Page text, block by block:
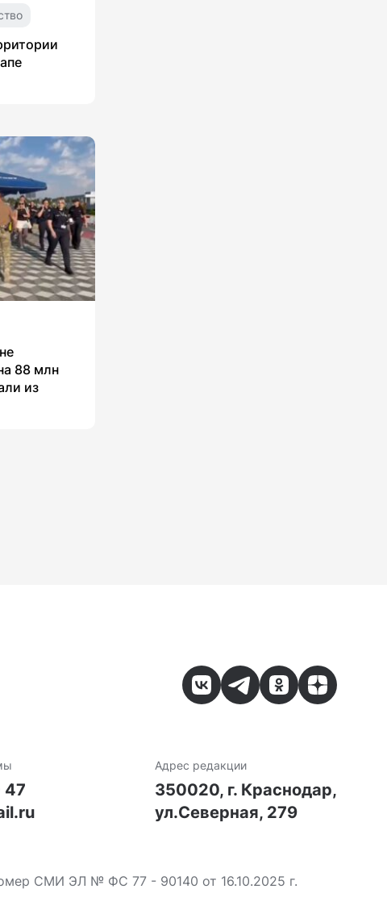
88 млн
из
47
Адрес редакции
350020, г. Краснодар,
ул.Северная, 279
СМИ ЭЛ № ФС 77 - 90140 от 16.10.2025 г.